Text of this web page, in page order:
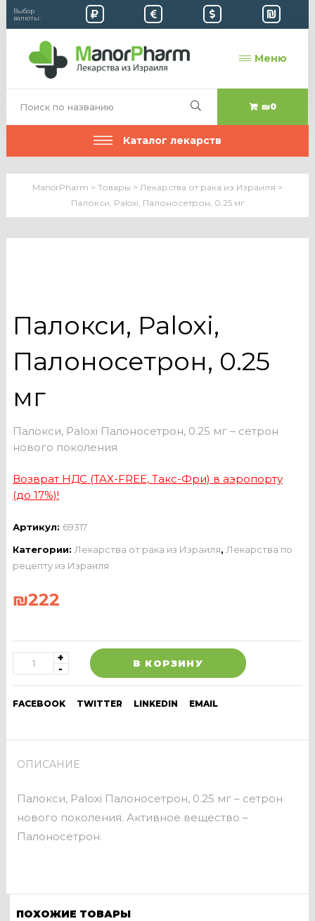
Выбор
валюты:
Меню
₪0
Каталог лекарств
ManorPharm > Товары > Лекарства от рака из Израиля >
Палокси, Paloxi, Палоносетрон, 0.25 мг
Палокси, Paloxi,
Палоносетрон, 0.25
мг
Палокси, Paloxi Палоносетрон, 0.25 мг – сетрон
нового поколения
Возврат НДС (TAX-FREE, Такс-Фри) в аэропорту
(до 17%)!
Артикул: 69317
Категории: Лекарства от рака из Израиля, Лекарства по
рецепту из Израиля
₪222
В КОРЗИНУ
FACEBOOK TWITTER LINKEDIN EMAIL
ОПИСАНИЕ
Палокси, Paloxi Палоносетрон, 0.25 мг – сетрон
нового поколения. Активное вещество –
Палоносетрон.
ПОХОЖИЕ ТОВАРЫ